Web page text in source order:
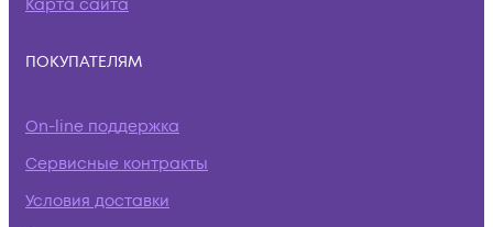
Карта сайта
ПОКУПАТЕЛЯМ
On-line поддержка
Сервисные контракты
Условия доставки